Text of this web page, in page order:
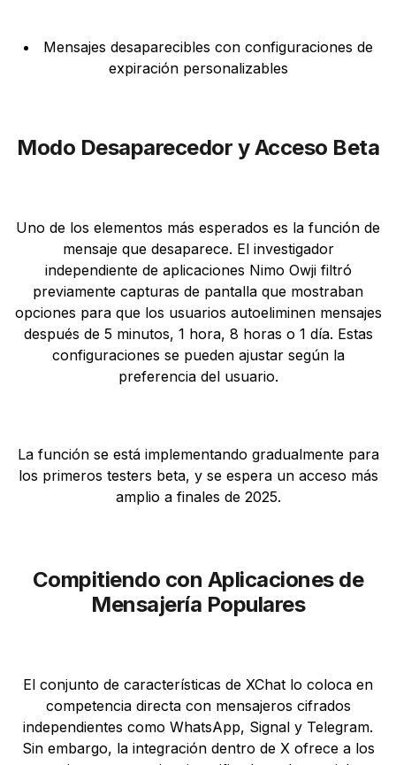
Mensajes desaparecibles con configuraciones de
expiración personalizables
Modo Desaparecedor y Acceso Beta
Uno de los elementos más esperados es la función de
mensaje que desaparece. El investigador
independiente de aplicaciones Nimo Owji filtró
previamente capturas de pantalla que mostraban
opciones para que los usuarios autoeliminen mensajes
después de 5 minutos, 1 hora, 8 horas o 1 día. Estas
configuraciones se pueden ajustar según la
preferencia del usuario.
La función se está implementando gradualmente para
los primeros testers beta, y se espera un acceso más
amplio a finales de 2025.
Compitiendo con Aplicaciones de
Mensajería Populares
El conjunto de características de XChat lo coloca en
competencia directa con mensajeros cifrados
independientes como WhatsApp, Signal y Telegram.
Sin embargo, la integración dentro de X ofrece a los